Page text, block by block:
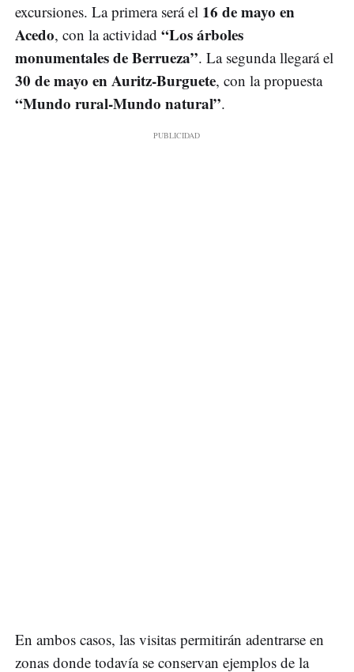
excursiones. La primera será el 16 de mayo en
Acedo, con la actividad “Los árboles
monumentales de Berrueza”. La segunda llegará el
30 de mayo en Auritz-Burguete, con la propuesta
“Mundo rural-Mundo natural”.
En ambos casos, las visitas permitirán adentrarse en
zonas donde todavía se conservan ejemplos de la